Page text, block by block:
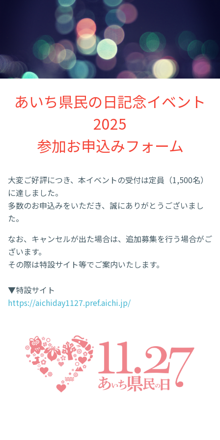
あいち県民の日記念イベント
2025
参加お申込みフォーム
大変ご好評につき、本イベントの受付は定員（1,500名）
に達しました。
多数のお申込みをいただき、誠にありがとうございまし
た。
なお、キャンセルが出た場合は、追加募集を行う場合がご
ざいます。
その際は特設サイト等でご案内いたします。
▼特設サイト
https://aichiday1127.pref.aichi.jp/